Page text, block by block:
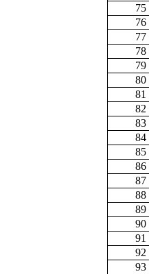
75
76
77
78
79
80
81
82
83
84
85
86
87
88
89
90
91
92
93